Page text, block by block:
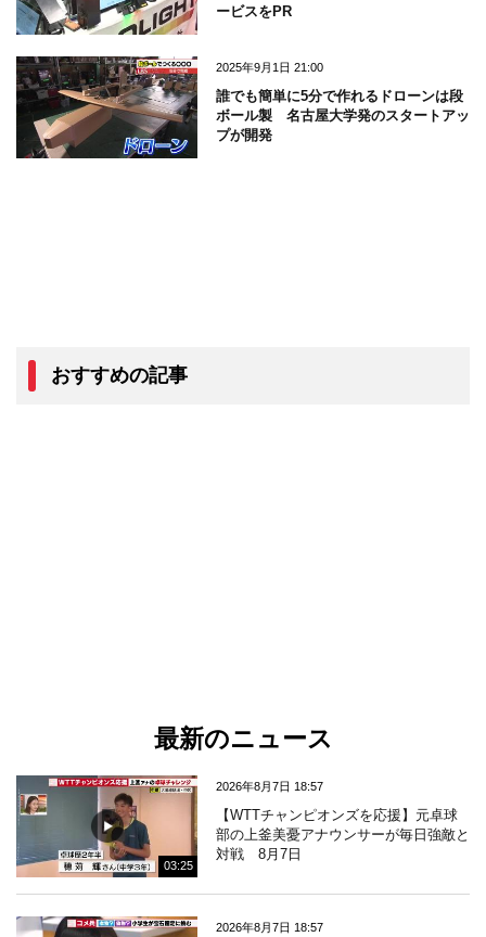
ービスをPR
2025年9月1日 21:00
誰でも簡単に5分で作れるドローンは段
ボール製 名古屋大学発のスタートアッ
プが開発
おすすめの記事
最新のニュース
03:25
2026年8月7日 18:57
【WTTチャンピオンズを応援】元卓球
部の上釜美憂アナウンサーが毎日強敵と
対戦 8月7日
2026年8月7日 18:57